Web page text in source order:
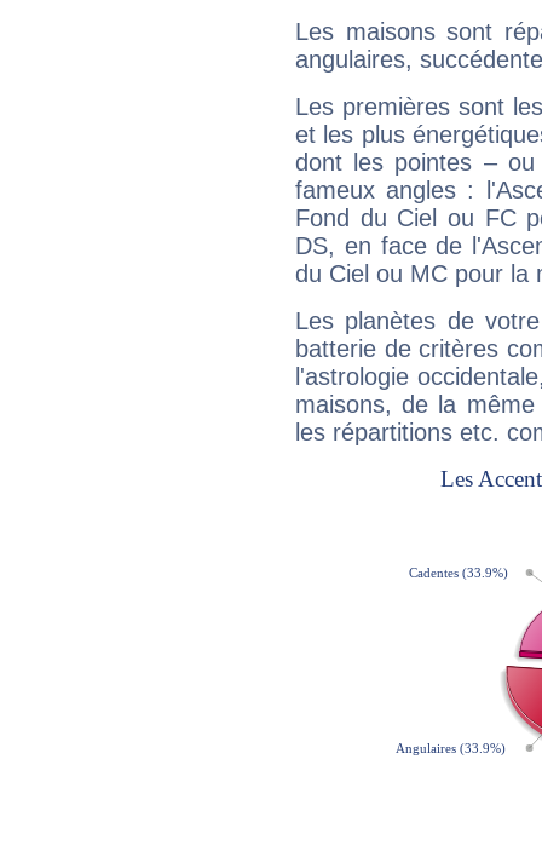
Les maisons sont
angulaires,
Les premières sont
et les plus
dont les pointes –
fameux angles :
Fond du Ciel ou FC
DS, en face de
du Ciel ou MC pour la
Les planètes de
batterie de critères
l'astrologie
maisons, de la
les répartitions etc.